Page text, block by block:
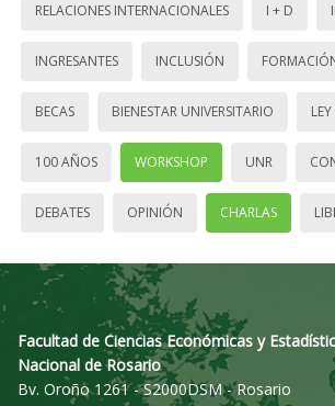
RELACIONES INTERNACIONALES I + D
INGRESANTES INCLUSIÓN
BECAS BIENESTAR UNIVERSITARIO
100 AÑOS WORKSHOP UNR
DEBATES OPINIÓN CHARLAS
Facultad de Ciencias Económicas y
Nacional de Rosario
Bv. Oroño 1261 - S2000DSM - Rosario